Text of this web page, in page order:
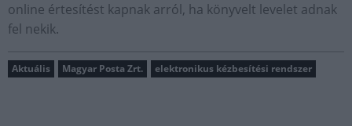
online értesítést kapnak arról, ha könyvelt levelet adnak
fel nekik.
Aktuális Magyar Posta Zrt. elektronikus kézbesítési rendszer